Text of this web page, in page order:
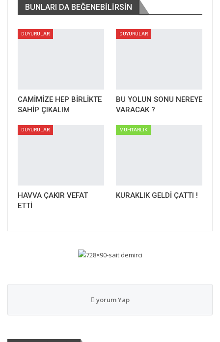
Tonya ilçesi Karşular Mahallesi’nde yaşayanların yaz
dönemlerini geçirdiği Düzköy ilçesindeki Kumanandoz Yaylası,
havaların soğumasıyla boşaldı. Vatandaşların soğuyan havayla
BUNLARI DA BEĞENEBILIRSIN
DUYURULAR
CAMİMİZE HEP BİRLİKTE
SAHİP ÇIKALIM
DUYURULAR
BU YOLUN SONU NEREYE
VARACAK ?
DUYURULAR
HAVVA ÇAKIR VEFAT
ETTİ
MUHTARLIK
KURAKLIK GELDİ ÇATTI !
yorum Yap